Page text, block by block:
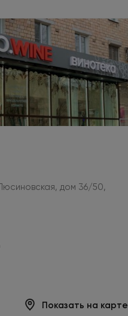
дом 36/50,
Показать на карте